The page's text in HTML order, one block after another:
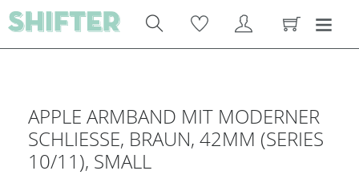
APPLE ARMBAND MIT MODERNER
SCHLIESSE, BRAUN, 42MM (SERIES 1
0/11), SMALL